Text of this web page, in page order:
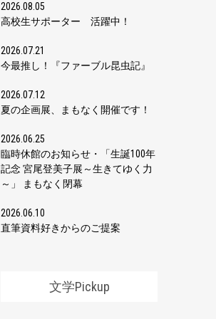
2026.08.05
高校生サポーター 活躍中！
2026.07.21
今最推し！『ファーブル昆虫記』
2026.07.12
夏の企画展、まもなく開催です！
2026.06.25
臨時休館のお知らせ・「生誕100年
記念 宮尾登美子展～生きてゆく力
～」 まもなく閉幕
2026.06.10
直筆資料好きからのご提案
文学Pickup